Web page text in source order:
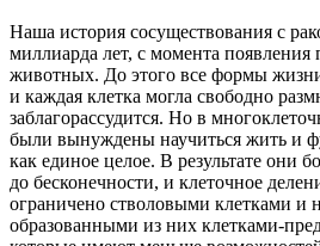
Наша история сосуществования с
миллиарда лет, с момента
животных. До этого все формы
и каждая клетка могла свободно
заблагорассудится. Но в
были вынуждены научиться жить и
как единое целое. В результате они
до бесконечности, и клеточное
ограничено стволовыми клетками и
образованными из них клетками-